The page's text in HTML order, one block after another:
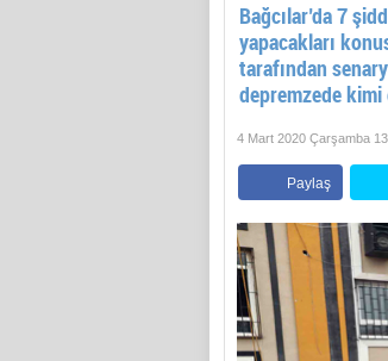
Bağcılar’da 7
yapacakları
tarafından
depremzede
4 Mart 2020 Çarşamba
Paylaş